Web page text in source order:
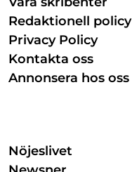
Redaktionell policy
Privacy Policy
Kontakta oss
Annonsera hos oss
Nöjeslivet